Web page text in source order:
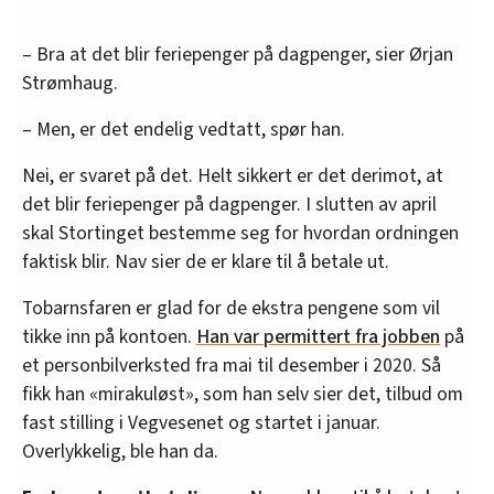
– Bra at det blir feriepenger på dagpenger, sier Ørjan
Strømhaug.
– Men, er det endelig vedtatt, spør han.
Nei, er svaret på det. Helt sikkert er det derimot, at
det blir feriepenger på dagpenger. I slutten av april
skal Stortinget bestemme seg for hvordan ordningen
faktisk blir. Nav sier de er klare til å betale ut.
Tobarnsfaren er glad for de ekstra pengene som vil
tikke inn på kontoen. Han var permittert fra jobben på
et personbilverksted fra mai til desember i 2020. Så
fikk han «mirakuløst», som han selv sier det, tilbud om
fast stilling i Vegvesenet og startet i januar.
Overlykkelig, ble han da.